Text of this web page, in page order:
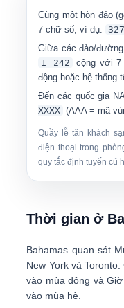
Cùng một hòn đảo
7 chữ số, ví dụ:
Giữa các đảo/
1 242
cộng với 7
động hoặc hệ thống
Đến các quốc gia
XXXX (AAA = mã
Quầy lễ tân khách
điện thoại trong
quy tắc định tuyến cũ
Thời gian ở
Bahamas quan sát
New York và Toronto:
vào mùa đông và
vào mùa hè.